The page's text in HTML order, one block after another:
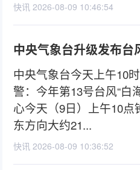
快讯 2026-08-09 10:46:54
中央气象台升级发布台
中央气象台今天上午10
警：今年第13号台风“白
心今天（9日）上午10
东方向大约21...
快讯 2026-08-09 10:36:52